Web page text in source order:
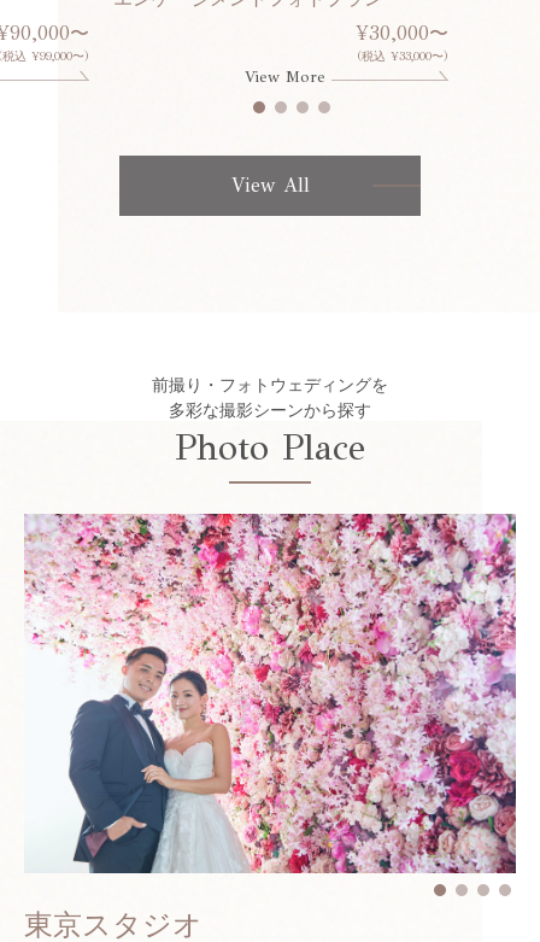
〜
(税込 ¥99,000〜)
¥30,000〜
(税込 ¥33,000〜)
View More
View All
前撮り・フォトウェディングを
多彩な撮影シーンから探す
Photo Place
東京スタジオ